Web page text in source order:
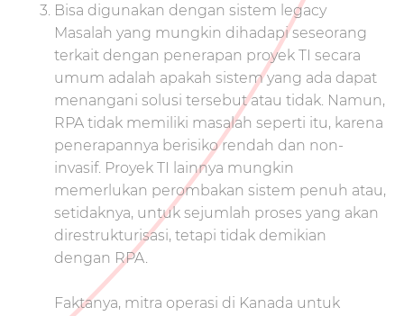
Bisa digunakan dengan sistem legacy
Masalah yang mungkin dihadapi seseorang
terkait dengan penerapan proyek TI secara
umum adalah apakah sistem yang ada dapat
menangani solusi tersebut atau tidak. Namun,
RPA tidak memiliki masalah seperti itu, karena
penerapannya berisiko rendah dan non-
invasif. Proyek TI lainnya mungkin
memerlukan perombakan sistem penuh atau,
setidaknya, untuk sejumlah proses yang akan
direstrukturisasi, tetapi tidak demikian
dengan RPA.
Faktanya, mitra operasi di Kanada untuk